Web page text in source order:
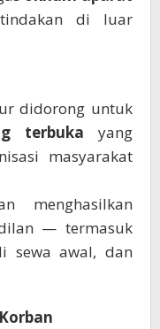
di luar
didorong untuk
terbuka yang
masyarakat
menghasilkan
— termasuk
sewa awal, dan